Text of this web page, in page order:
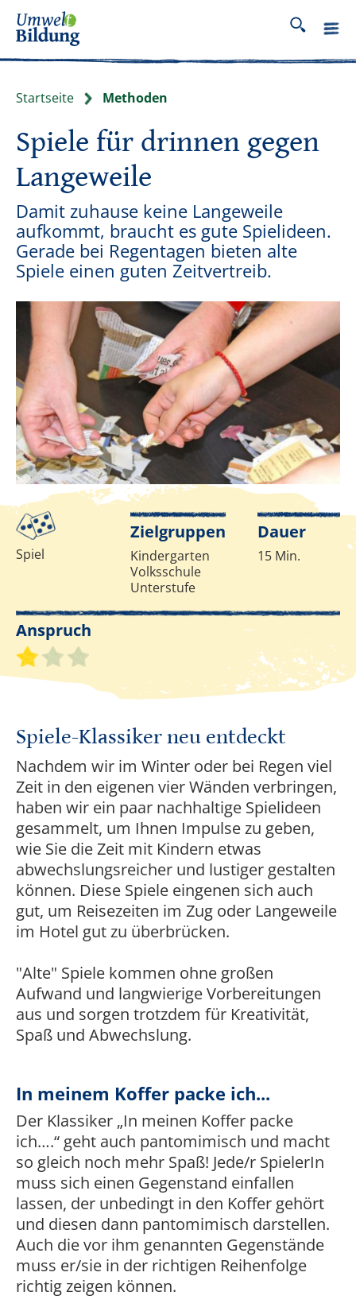
Startseite Methoden
Spiele für drinnen gegen
Langeweile
Damit zuhause keine Langeweile
aufkommt, braucht es gute Spielideen.
Gerade bei Regentagen bieten alte
Spiele einen guten Zeitvertreib.
©eNu
Infos zur Methode
Spiel
Zielgruppen
Kindergarten
Volksschule
Unterstufe
Dauer
15 Min.
Anspruch
Schwierigkeitsgrad 1 von 3
Spiele-Klassiker neu entdeckt
Nachdem wir im Winter oder bei Regen viel
Zeit in den eigenen vier Wänden verbringen,
haben wir ein paar nachhaltige Spielideen
gesammelt, um Ihnen Impulse zu geben,
wie Sie die Zeit mit Kindern etwas
abwechslungsreicher und lustiger gestalten
können. Diese Spiele eingenen sich auch
gut, um Reisezeiten im Zug oder Langeweile
im Hotel gut zu überbrücken.
"Alte" Spiele kommen ohne großen
Aufwand und langwierige Vorbereitungen
aus und sorgen trotzdem für Kreativität,
Spaß und Abwechslung.
In meinem Koffer packe ich...
Der Klassiker „In meinen Koffer packe
ich….“ geht auch pantomimisch und macht
so gleich noch mehr Spaß! Jede/r SpielerIn
muss sich einen Gegenstand einfallen
lassen, der unbedingt in den Koffer gehört
und diesen dann pantomimisch darstellen.
Auch die vor ihm genannten Gegenstände
muss er/sie in der richtigen Reihenfolge
richtig zeigen können.